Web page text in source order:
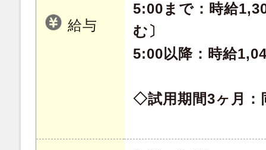
給与
5:00まで：時給
む〕
5:00以降：時給
◇試用期間3ヶ月：